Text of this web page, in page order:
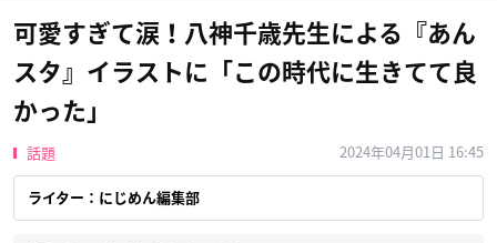
可愛すぎて涙！八神千歳先生による『あん
スタ』イラストに「この時代に生きてて良
かった」
話題 2024年04月01日 16:45
ライター：にじめん編集部